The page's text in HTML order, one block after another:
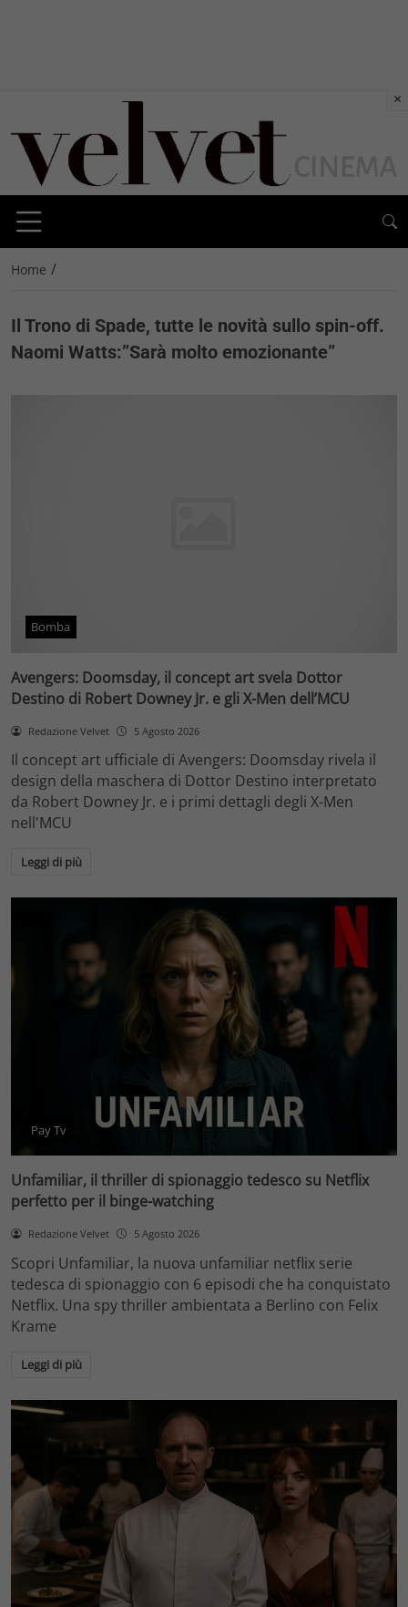
Home /
Il Trono di Spade, tutte le novità sullo spin-off.
Naomi Watts:”Sarà molto emozionante”
Bomba
Avengers: Doomsday, il concept art svela Dottor
Destino di Robert Downey Jr. e gli X-Men dell’MCU
Redazione Velvet 5 Agosto 2026
Il concept art ufficiale di Avengers: Doomsday rivela il
design della maschera di Dottor Destino interpretato
da Robert Downey Jr. e i primi dettagli degli X-Men
nell'MCU
Leggi di più
Pay Tv
Unfamiliar, il thriller di spionaggio tedesco su Netflix
perfetto per il binge-watching
Redazione Velvet 5 Agosto 2026
Scopri Unfamiliar, la nuova unfamiliar netflix serie
tedesca di spionaggio con 6 episodi che ha conquistato
Netflix. Una spy thriller ambientata a Berlino con Felix
Krame
Leggi di più
×